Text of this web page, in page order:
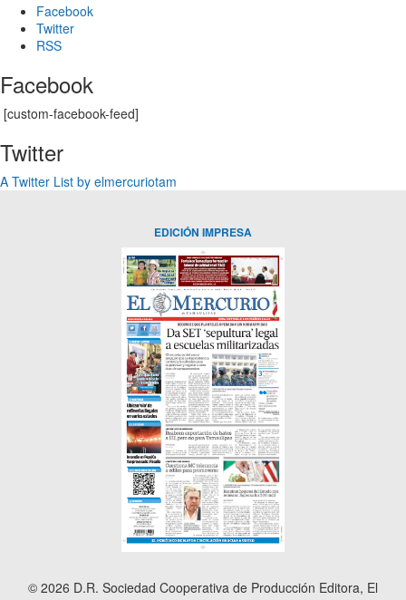
Facebook
Twitter
RSS
Facebook
[custom-facebook-feed]
Twitter
A Twitter List by elmercuriotam
EDICIÓN IMPRESA
© 2026 D.R. Sociedad Cooperativa de Producción Editora, El